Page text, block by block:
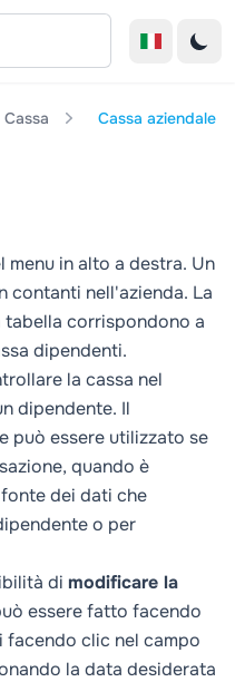
Cassa Cassa aziendale
menu in alto a destra. Un
contanti nell'azienda. La
corrispondono a
dipendenti.
la cassa nel
dipendente. Il
può essere utilizzato se
quando è
dei dati che
o per
di modificare la
essere fatto facendo
facendo clic nel campo
la data desiderata